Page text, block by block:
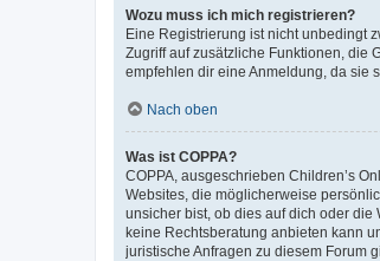
Wozu muss ich mich registrieren?
Eine Registrierung ist nicht unbedingt
Zugriff auf zusätzliche Funktionen, die
empfehlen dir eine Anmeldung, da sie
Nach oben
Was ist COPPA?
COPPA, ausgeschrieben Children’s
Websites, die möglicherweise
unsicher bist, ob dies auf dich oder die
keine Rechtsberatung anbieten kann
juristische Anfragen zu diesem Forum